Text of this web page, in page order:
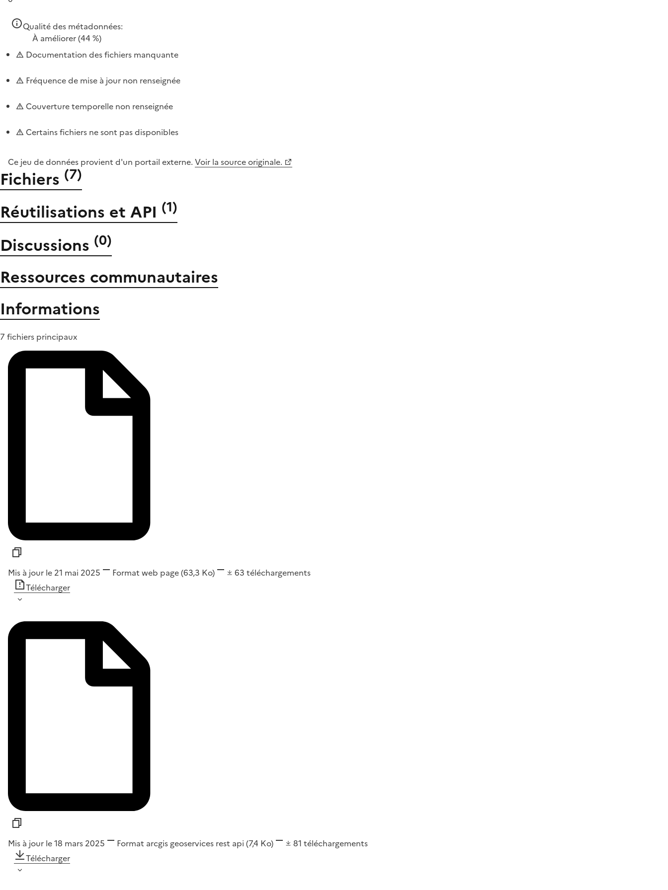
Qualité des métadonnées:
À améliorer(44 %)
Documentation des fichiers manquante
Fréquence de mise à jour non renseignée
Couverture temporelle non renseignée
Certains fichiers ne sont pas disponibles
Ce jeu de données provient d'un portail externe. Voir la source originale.
Fichiers (7)
Réutilisations et API (1)
Discussions (0)
Ressources communautaires
Informations
7 fichiers principaux
Mis à jour le 21 mai 2025 Format web page(63,3 Ko) 63 téléchargements
Télécharger
Mis à jour le 18 mars 2025 Format arcgis geoservices rest api (7,4 Ko) 81 téléchargements
Télécharger